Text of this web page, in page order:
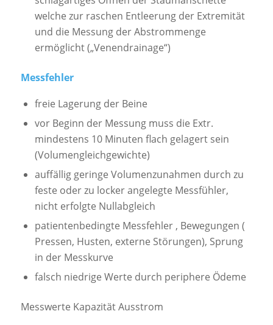
welche zur raschen Entleerung der Extremität
und die Messung der Abstrommenge
ermöglicht („Venendrainage“)
Messfehler
freie Lagerung der Beine
vor Beginn der Messung muss die Extr.
mindestens 10 Minuten flach gelagert sein
(Volumengleichgewichte)
auffällig geringe Volumenzunahmen durch zu
feste oder zu locker angelegte Messfühler,
nicht erfolgte Nullabgleich
patientenbedingte Messfehler , Bewegungen (
Pressen, Husten, externe Störungen), Sprung
in der Messkurve
falsch niedrige Werte durch periphere Ödeme
Messwerte Kapazität Ausstrom